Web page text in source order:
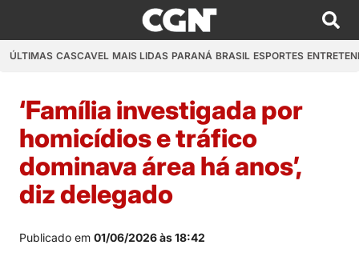
ÚLTIMAS CASCAVEL MAIS LIDAS PARANÁ BRASIL ESPORTES
‘Família investigada por
homicídios e tráfico
dominava área há anos’,
diz delegado
Publicado em 01/06/2026 às 18:42